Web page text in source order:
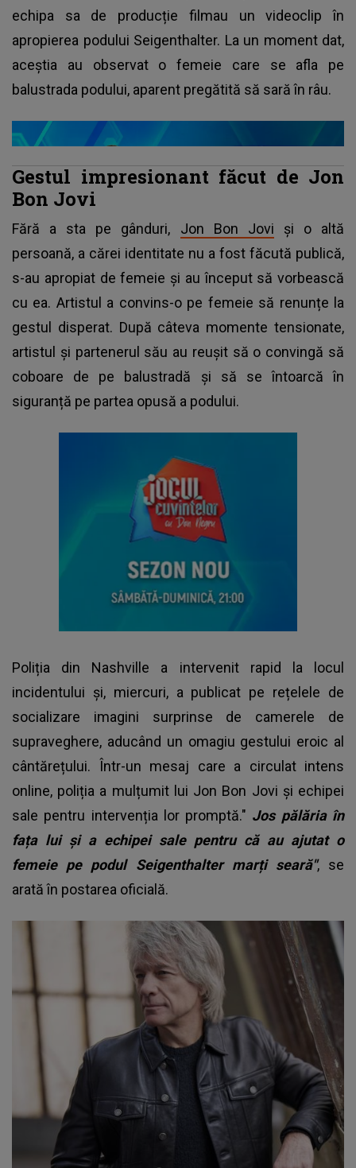
echipa sa de producție filmau un videoclip în
apropierea podului Seigenthalter. La un moment dat,
aceștia au observat o femeie care se afla pe
balustrada podului, aparent pregătită să sară în râu.
Gestul impresionant făcut de Jon
Bon Jovi
Fără a sta pe gânduri, Jon Bon Jovi și o altă
persoană, a cărei identitate nu a fost făcută publică,
s-au apropiat de femeie și au început să vorbească
cu ea. Artistul a convins-o pe femeie să renunțe la
gestul disperat. După câteva momente tensionate,
artistul și partenerul său au reușit să o convingă să
coboare de pe balustradă și să se întoarcă în
siguranță pe partea opusă a podului.
Poliția din Nashville a intervenit rapid la locul
incidentului și, miercuri, a publicat pe rețelele de
socializare imagini surprinse de camerele de
supraveghere, aducând un omagiu gestului eroic al
cântărețului. Într-un mesaj care a circulat intens
online, poliția a mulțumit lui Jon Bon Jovi și echipei
sale pentru intervenția lor promptă." Jos pălăria în
fața lui și a echipei sale pentru că au ajutat o
femeie pe podul Seigenthalter marți seară", se
arată în postarea oficială.